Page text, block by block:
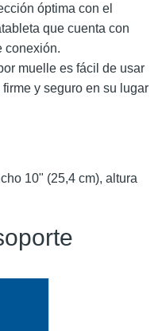
óptima con el
que cuenta con
conexión.
muelle es fácil de usar
y seguro en su lugar
10" (25,4 cm), altura